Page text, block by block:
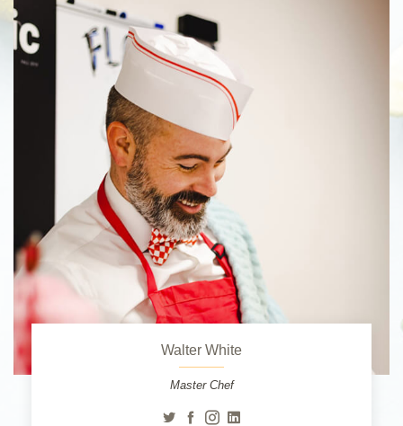
Walter White
Master Chef